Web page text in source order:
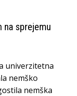
na sprejemu
univerzitetna
nemško
nemška